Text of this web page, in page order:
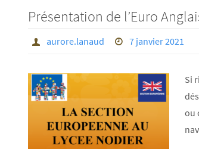
Présentation de l’Euro
aurore.lanaud 7 janvier 2021
Si
ou